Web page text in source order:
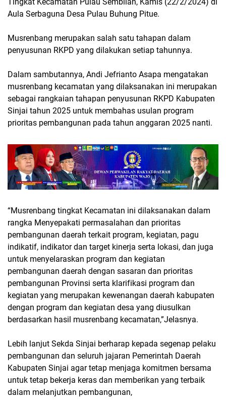
Aula Serbaguna Desa Pulau Buhung Pitue.
Musrenbang merupakan salah satu tahapan dalam
penyusunan RKPD yang dilakukan setiap tahunnya.
Dalam sambutannya, Andi Jefrianto Asapa mengatakan
musrenbang kecamatan yang dilaksanakan ini merupakan
sebagai rangkaian tahapan penyusunan RKPD Kabupaten
Sinjai tahun 2025 untuk membahas usulan program
prioritas pembangunan pada tahun anggaran 2025 nanti.
“Musrenbang tingkat Kecamatan ini dilaksanakan dalam
rangka Menyepakati permasalahan dan prioritas
pembangunan daerah terkait program, kegiatan, pagu
indikatif, indikator dan target kinerja serta lokasi, dan juga
untuk menyelaraskan program dan kegiatan
pembangunan daerah dengan sasaran dan prioritas
pembangunan Provinsi serta klarifikasi program dan
kegiatan yang merupakan kewenangan daerah kabupaten
dengan program dan kegiatan desa yang diusulkan
berdasarkan hasil musrenbang kecamatan,”Jelasnya.
Lebih lanjut Sekda Sinjai berharap kepada segenap pelaku
pembangunan dan seluruh jajaran Pemerintah Daerah
Kabupaten Sinjai agar tetap menjaga komitmen bersama
untuk tetap bekerja keras dan memberikan yang terbaik
dalam melanjutkan pembangunan,